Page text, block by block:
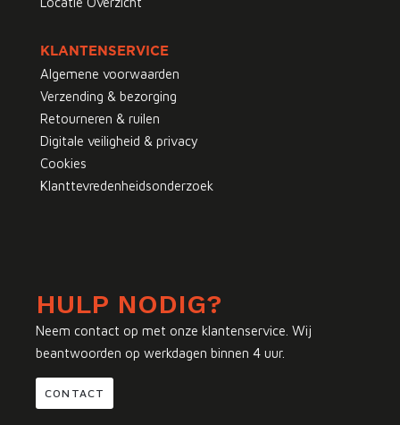
KLANTENSERVICE
Algemene voorwaarden
Verzending & bezorging
Retourneren & ruilen
Digitale veiligheid & privacy
Cookies
Klanttevredenheidsonderzoek
HULP NODIG?
Neem contact op met onze klantenservice. Wij
beantwoorden op werkdagen binnen 4 uur.
CONTACT